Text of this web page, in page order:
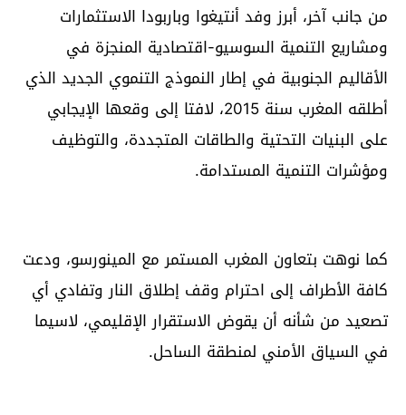
من جانب آخر، أبرز وفد أنتيغوا وباربودا الاستثمارات
ومشاريع التنمية السوسيو-اقتصادية المنجزة في
الأقاليم الجنوبية في إطار النموذج التنموي الجديد الذي
أطلقه المغرب سنة 2015، لافتا إلى وقعها الإيجابي
على البنيات التحتية والطاقات المتجددة، والتوظيف
ومؤشرات التنمية المستدامة.
كما نوهت بتعاون المغرب المستمر مع المينورسو، ودعت
كافة الأطراف إلى احترام وقف إطلاق النار وتفادي أي
تصعيد من شأنه أن يقوض الاستقرار الإقليمي، لاسيما
في السياق الأمني لمنطقة الساحل.